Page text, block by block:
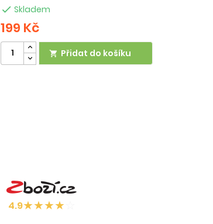
 Skladem
199 Kč
 Přidat do košíku
4.9★★★★